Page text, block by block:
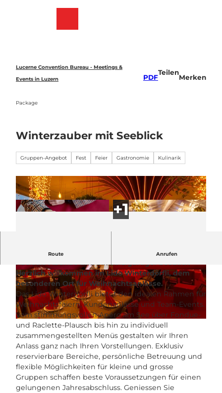
Lucerne Convention Bureau - Meetings &
Events in Luzern
Package
PDF
Teilen
Merken
Winterzauber mit Seeblick
Gruppen-Angebot Fest Feier Gastronomie Kulinarik
© Lido Beach House | CC-BY-NC-ND
© Lido Beach House |CC-BY-NC-ND © Lido Beach House |CC-BY-NC-ND
Route Anrufen
Winterliche Atmosphäre, gesellige Fondue- oder
Raclette-Abende und ein einzigartiger Seeblick –
Herzlich willkommen im Lido Winterdörfli, dem
besonderen Ort für Weihnachtsanlässe.
Das Lido Winterdörfli bietet den idealen Rahmen für
Weihnachtsfeiern, Kundenanlässe und Team-Events.
Vom stimmungsvollen Apéro am See über Fondue-
und Raclette-Plausch bis hin zu individuell
zusammengestellten Menüs gestalten wir Ihren
Anlass ganz nach Ihren Vorstellungen. Exklusiv
reservierbare Bereiche, persönliche Betreuung und
flexible Möglichkeiten für kleine und grosse
Gruppen schaffen beste Voraussetzungen für einen
gelungenen Jahresabschluss. Geniessen Sie